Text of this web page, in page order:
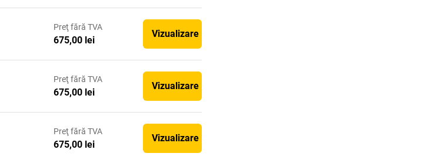
Preţ fără TVA
675,00 lei
Vizualizare
Preţ fără TVA
675,00 lei
Vizualizare
Preţ fără TVA
675,00 lei
Vizualizare